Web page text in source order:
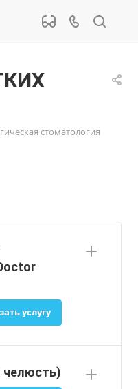
стоматология
услугу
челюсть)